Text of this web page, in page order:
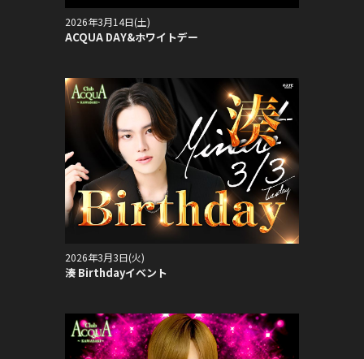
2026年3月14日(土)
ACQUA DAY&ホワイトデー
2026年3月3日(火)
湊 Birthdayイベント